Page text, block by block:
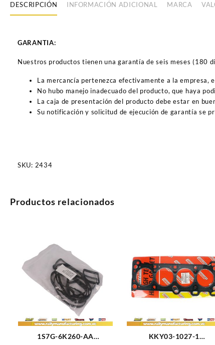
DESCRIPCIÓN INFORMACIÓN ADICIONAL MARCA
GARANTIA:
Nuestros productos tienen una garantía de seis meses (180
La mercancía pertenezca efectivamente a la empresa,
No hubo manejo inadecuado del producto, que haya
La caja de presentación del producto debe estar en
Su notificación y solicitud de ejecución de garantía se
SKU: 2434
Productos relacionados
1S7G-6K260-AA
KKY03-1027-1